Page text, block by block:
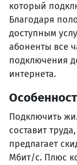
который
Благодаря
доступным
абоненты все
подключения
интернета.
Подключить
составит
предлагает
Мбит/с. Плюс